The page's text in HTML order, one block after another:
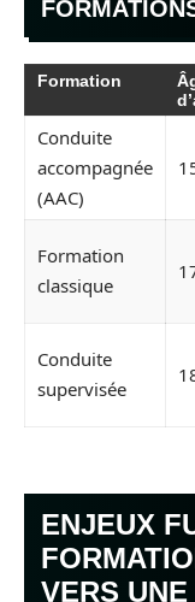
Formation
Conduite
accompagnée
(AAC)
Formation
classique
Conduite
supervisée
ENJEUX
VERS